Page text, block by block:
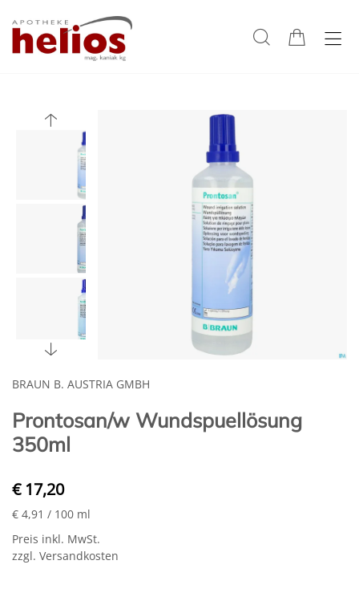
BRAUN B. AUSTRIA GMBH
Prontosan/w Wundspuellösung
350ml
€ 17,20
€ 4,91 / 100 ml
Preis inkl. MwSt.
zzgl. Versandkosten